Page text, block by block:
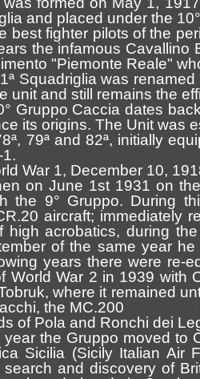
and placed under the
best fighter pilots of the
the infamous
"Piemonte Reale"
Squadriglia was
unit and still remains the
Gruppo Caccia dates
its origins. The Unit was
79ª and 82ª, initially
War 1, December 10,
on June 1st 1931 on
the 9° Gruppo. During
aircraft; immediately
high acrobatics, during
of the same year
years there were re-
World War 2 in 1939 with
where it remained
the MC.200
of Pola and Ronchi dei
the Gruppo moved to
Sicilia (Sicily Italian
and discovery of